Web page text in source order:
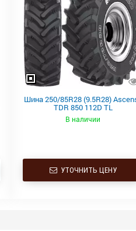
Шина 250/85R28 (9.5R28)
TDR 850 112D TL
В наличии
УТОЧНИТЬ ЦЕНУ